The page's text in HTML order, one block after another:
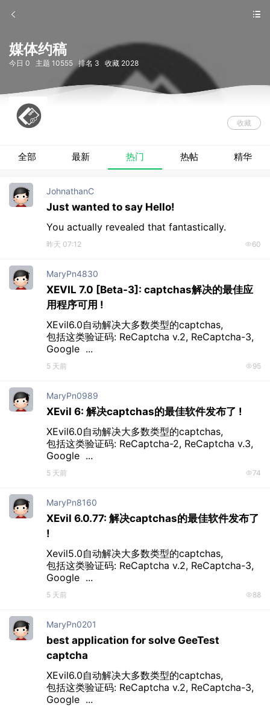
媒体约稿
今日 0 主题 10555 排名 3 收藏 2028
收藏
全部 最新 热门 热帖 精华
JohnathanC
Just wanted to say Hello!
You actually revealed that fantastically.
昨天 07:12 60
MaryPn4830
XEVIL 7.0 [Beta-3]: captchas解决的最佳应
用程序可用 !
XEvil6.0自动解决大多数类型的captchas,
包括这类验证码: ReCaptcha v.2, ReCaptcha-3,
Google  ...
5 天前 95
MaryPn0989
XEvil 6: 解决captchas的最佳软件发布了 !
XEvil6.0自动解决大多数类型的captchas,
包括这类验证码: ReCaptcha-2, ReCaptcha v.3,
Google  ...
5 天前 74
MaryPn8160
XEvil 6.0.77: 解决captchas的最佳软件发布了
!
Xevil5.0自动解决大多数类型的captchas,
包括这类验证码: ReCaptcha v.2, ReCaptcha-3,
Google  ...
5 天前 88
MaryPn0201
best application for solve GeeTest
captcha
XEvil6.0自动解决大多数类型的captchas,
包括这类验证码: ReCaptcha v.2, ReCaptcha-3,
Google  ...